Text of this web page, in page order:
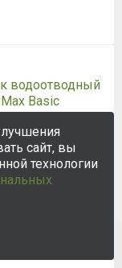
водоотводный
Basic
1000х385х354 мм
сайт, вы
технологии